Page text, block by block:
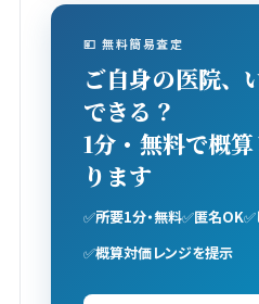
💴 無料簡易査定
ご自身の医院、
できる？
1分・無料で概
ります
✅所要1分・無料✅匿名OK✅
✅概算対価レンジを提示